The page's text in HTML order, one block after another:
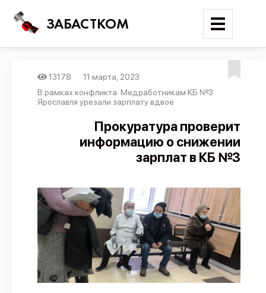
ЗАБАСТКОМ
Войти
Поиск
Новости
Карта событий
Отчеты
Предложить публикацию
Справочник
API
О проекте
13178
11 марта, 2023
В рамках конфликта: Медработникам КБ №3
Ярославля урезали зарплату вдвое
Прокуратура проверит
информацию о снижении
зарплат в КБ №3